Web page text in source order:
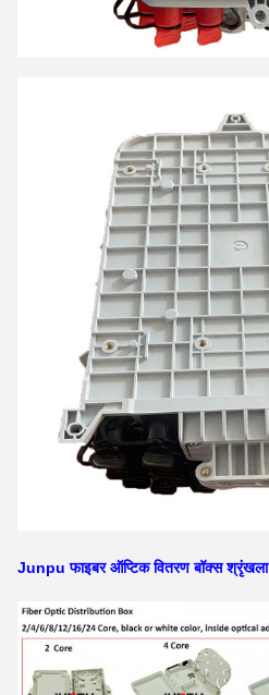
Junpu फाइबर ऑप्टिक वितरण बॉक्स श्रृंखला